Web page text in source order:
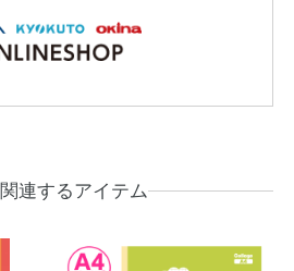
関連するアイテム